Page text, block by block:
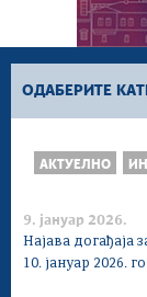
ОДАБЕРИТЕ
Све вести
Сервисне
Генерално
Односи са
АКТУЕЛНО
9. јануар 2026.
Најава догађаја
10. јануар 2026.